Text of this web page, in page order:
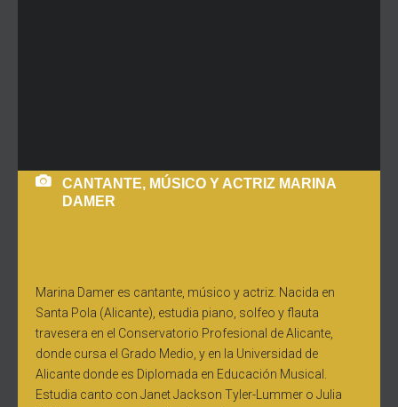
CANTANTE, MÚSICO Y ACTRIZ MARINA
DAMER
Marina Damer es cantante, músico y actriz. Nacida en
Santa Pola (Alicante), estudia piano, solfeo y flauta
travesera en el Conservatorio Profesional de Alicante,
donde cursa el Grado Medio, y en la Universidad de
Alicante donde es Diplomada en Educación Musical.
Estudia canto con Janet Jackson Tyler-Lummer o Julia